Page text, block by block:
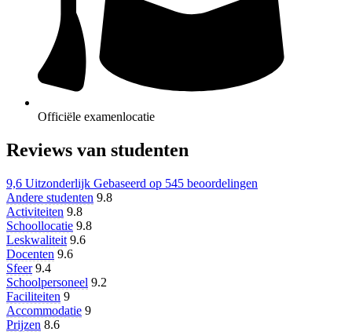
Officiële examenlocatie
Reviews van studenten
9,6 Uitzonderlijk Gebaseerd op 545 beoordelingen
Andere studenten 9.8
Activiteiten 9.8
Schoollocatie 9.8
Leskwaliteit 9.6
Docenten 9.6
Sfeer 9.4
Schoolpersoneel 9.2
Faciliteiten 9
Accommodatie 9
Prijzen 8.6